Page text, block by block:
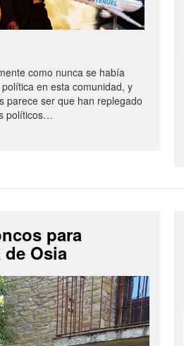
como nunca se había
en esta comunidad, y
parece ser que han replegado
políticos…
para
Osia